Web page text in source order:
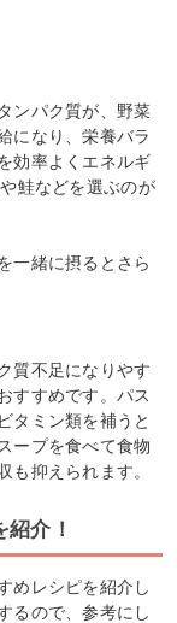
ンパク質が、野菜
になり、栄養バラ
効率よくエネルギ
鮭などを選ぶのが
一緒に摂るとさら
質不足になりやす
すすめです。パス
タミン類を補うと
ープを食べて食物
も抑えられます。
介！
めレシピを紹介し
るので、参考にし